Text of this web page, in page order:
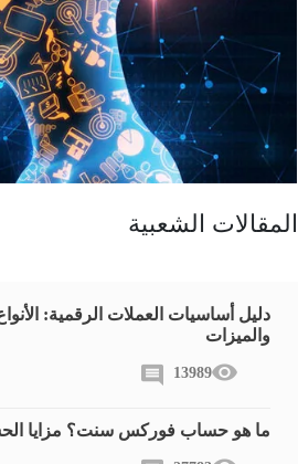
المقالات الشعبية
دليل أساسيات العملات الرقمية:
والميزات
13989
ما هو حساب فوركس سنت؟ مزايا